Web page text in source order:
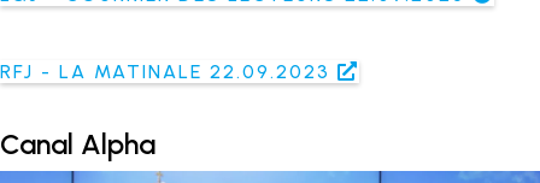
RFJ - LA MATINALE 22.09.2023
Canal Alpha